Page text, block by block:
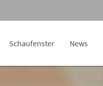
Schaufenster News